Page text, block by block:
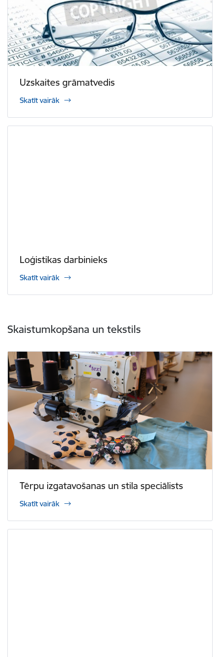
Uzskaites grāmatvedis
Skatīt vairāk
Loģistikas darbinieks
Skatīt vairāk
Skaistumkopšana un tekstils
Tērpu izgatavošanas un stila speciālists
Skatīt vairāk